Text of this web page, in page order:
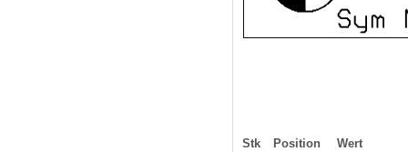
Stk Position Wert